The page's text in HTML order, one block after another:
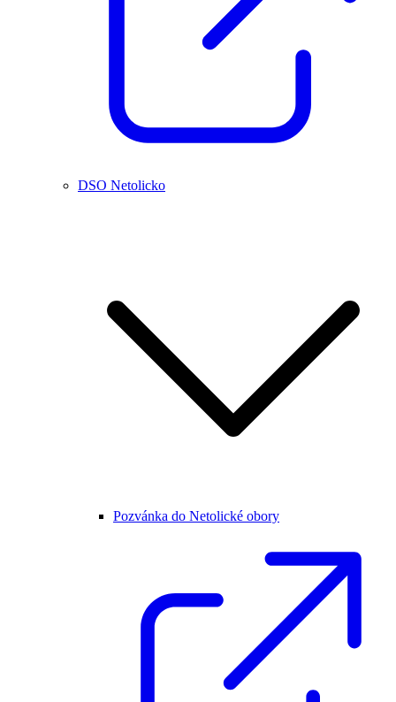
DSO Netolicko
Pozvánka do Netolické obory